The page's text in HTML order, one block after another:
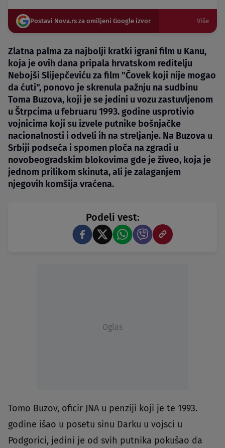
Postavi Nova.rs za omiljeni Google izvor Više
Zlatna palma za najbolji kratki igrani film u Kanu,
koja je ovih dana pripala hrvatskom reditelju
Nebojši Slijepčeviću za film "Čovek koji nije mogao
da ćuti", ponovo je skrenula pažnju na sudbinu
Toma Buzova, koji je se jedini u vozu zastuvljenom
u Štrpcima u februaru 1993. godine usprotivio
vojnicima koji su izvele putnike bošnjačke
nacionalnosti i odveli ih na streljanje. Na Buzova u
Srbiji podseća i spomen ploča na zgradi u
novobeogradskim blokovima gde je živeo, koja je
jednom prilikom skinuta, ali je zalaganjem
njegovih komšija vraćena.
Podeli vest:
Oglas
Tomo Buzov, oficir JNA u penziji koji je te 1993.
godine išao u posetu sinu Darku u vojsci u
Podgorici, jedini je od svih putnika pokušao da